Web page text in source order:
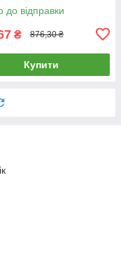
до відправки
₴ 876,30 ₴
Купити